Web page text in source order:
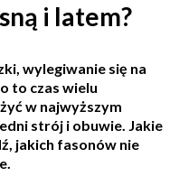
i latem?
wylegiwanie się na
to czas wielu
w najwyższym
strój i obuwie. Jakie
jakich fasonów nie